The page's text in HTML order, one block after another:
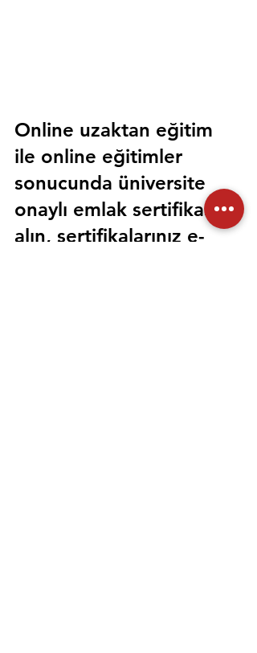
Online uzaktan eğitim
ile online eğitimler
sonucunda üniversite
onaylı emlak sertifikası
alın, sertifikalarınız e-